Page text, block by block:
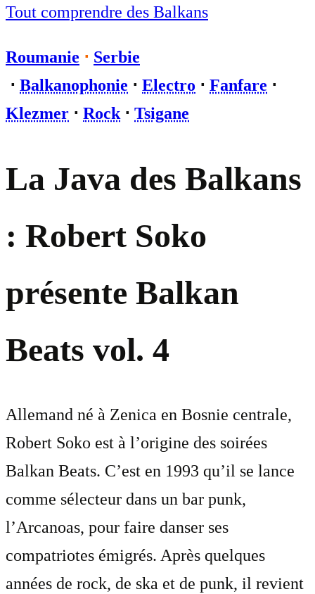
Tout comprendre des Balkans
Roumanie ⋅ Serbie
⋅ Balkanophonie ⋅ Electro ⋅ Fanfare ⋅
Klezmer ⋅ Rock ⋅ Tsigane
La Java des Balkans
: Robert Soko
présente Balkan
Beats vol. 4
Allemand né à Zenica en Bosnie centrale,
Robert Soko est à l’origine des soirées
Balkan Beats. C’est en 1993 qu’il se lance
comme sélecteur dans un bar punk,
l’Arcanoas, pour faire danser ses
compatriotes émigrés. Après quelques
années de rock, de ska et de punk, il revient